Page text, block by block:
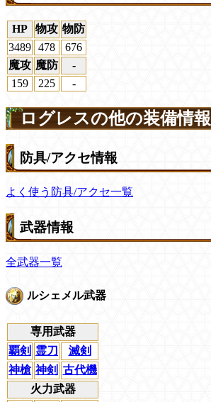
HP 物攻 物防
3489 478
676
魔攻 魔防
-
159
225 -
ログレスの他の装備情報
防具/アクセ情報
よく使う防具/アクセ一覧
武器情報
全武器一覧
ルシェメル武器
専用武器
覇剣 霊刀
滅剣
神槍 神剣 古代機
火力武器